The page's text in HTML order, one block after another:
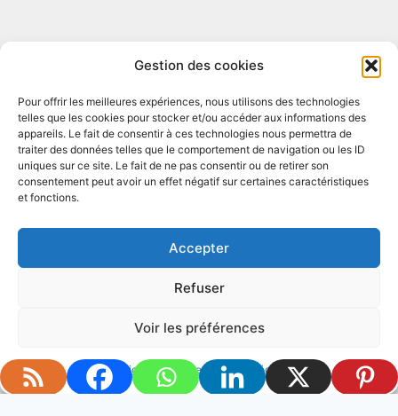
Gestion des cookies
Pour offrir les meilleures expériences, nous utilisons des technologies
telles que les cookies pour stocker et/ou accéder aux informations des
appareils. Le fait de consentir à ces technologies nous permettra de
traiter des données telles que le comportement de navigation ou les ID
uniques sur ce site. Le fait de ne pas consentir ou de retirer son
consentement peut avoir un effet négatif sur certaines caractéristiques
et fonctions.
Accepter
Refuser
Voir les préférences
Politique de cookies Mentions légales
Mentions légales
Conditions générales
Politique de cookies (UE)
WordPress par